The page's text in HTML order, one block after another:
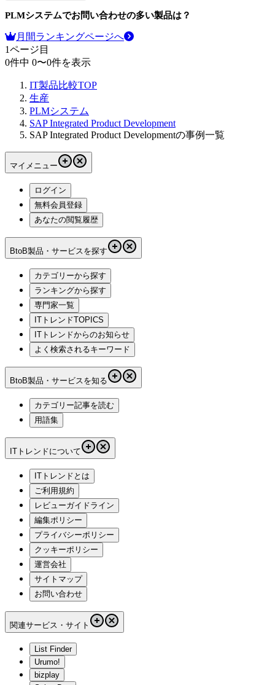
PLMシステムでお問い合わせの多い製品は？
月間ランキングページへ
1ページ目
0件中 0〜0件を表示
IT製品比較TOP
生産
PLMシステム
SAP Integrated Product Development
SAP Integrated Product Developmentの事例一覧
マイメニュー
ログイン
無料会員登録
あなたの閲覧履歴
BtoB製品・サービスを探す
カテゴリーから探す
ランキングから探す
専門家一覧
ITトレンドTOPICS
ITトレンドからのお知らせ
よく検索されるキーワード
BtoB製品・サービスを知る
カテゴリー記事を読む
用語集
ITトレンドについて
ITトレンドとは
ご利用規約
レビューガイドライン
編集ポリシー
プライバシーポリシー
クッキーポリシー
運営会社
サイトマップ
お問い合わせ
関連サービス・サイト
List Finder
Urumo!
bizplay